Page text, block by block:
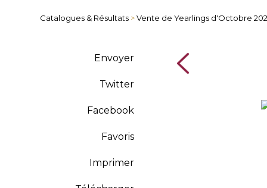
Catalogues & Résultats >Vente de Yearlings d'Octobre
Envoyer
Twitter
Facebook
Favoris
Imprimer